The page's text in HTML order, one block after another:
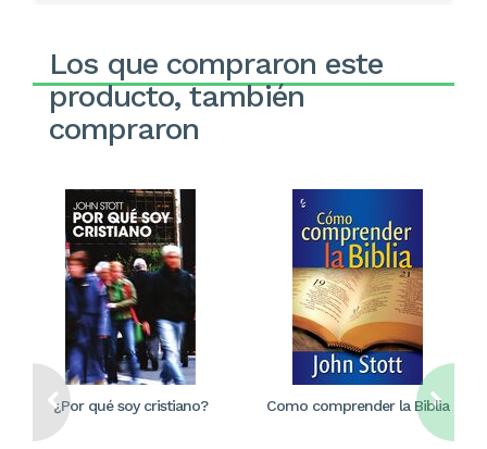
Los que compraron este
producto, también
compraron
¿Por qué soy cristiano? Como comprender la Biblia